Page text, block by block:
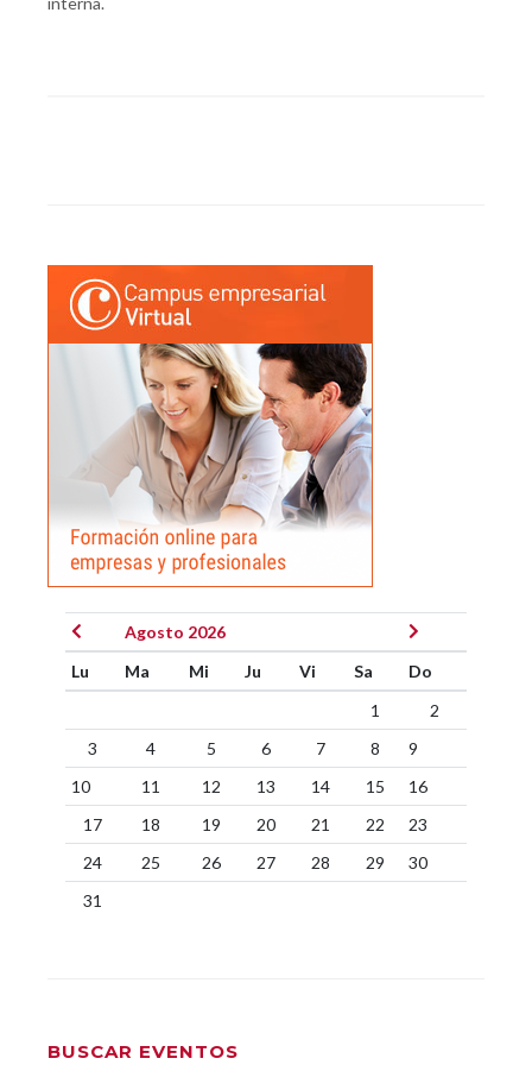
Agosto 2026
Lu
Ma Mi Ju Vi Sa
Do
1
2
3
4 5 6 7 8
9
10
11 12 13 14 15
16
17
18 19 20 21 22
23
24
25 26 27 28 29
30
31
BUSCAR EVENTOS